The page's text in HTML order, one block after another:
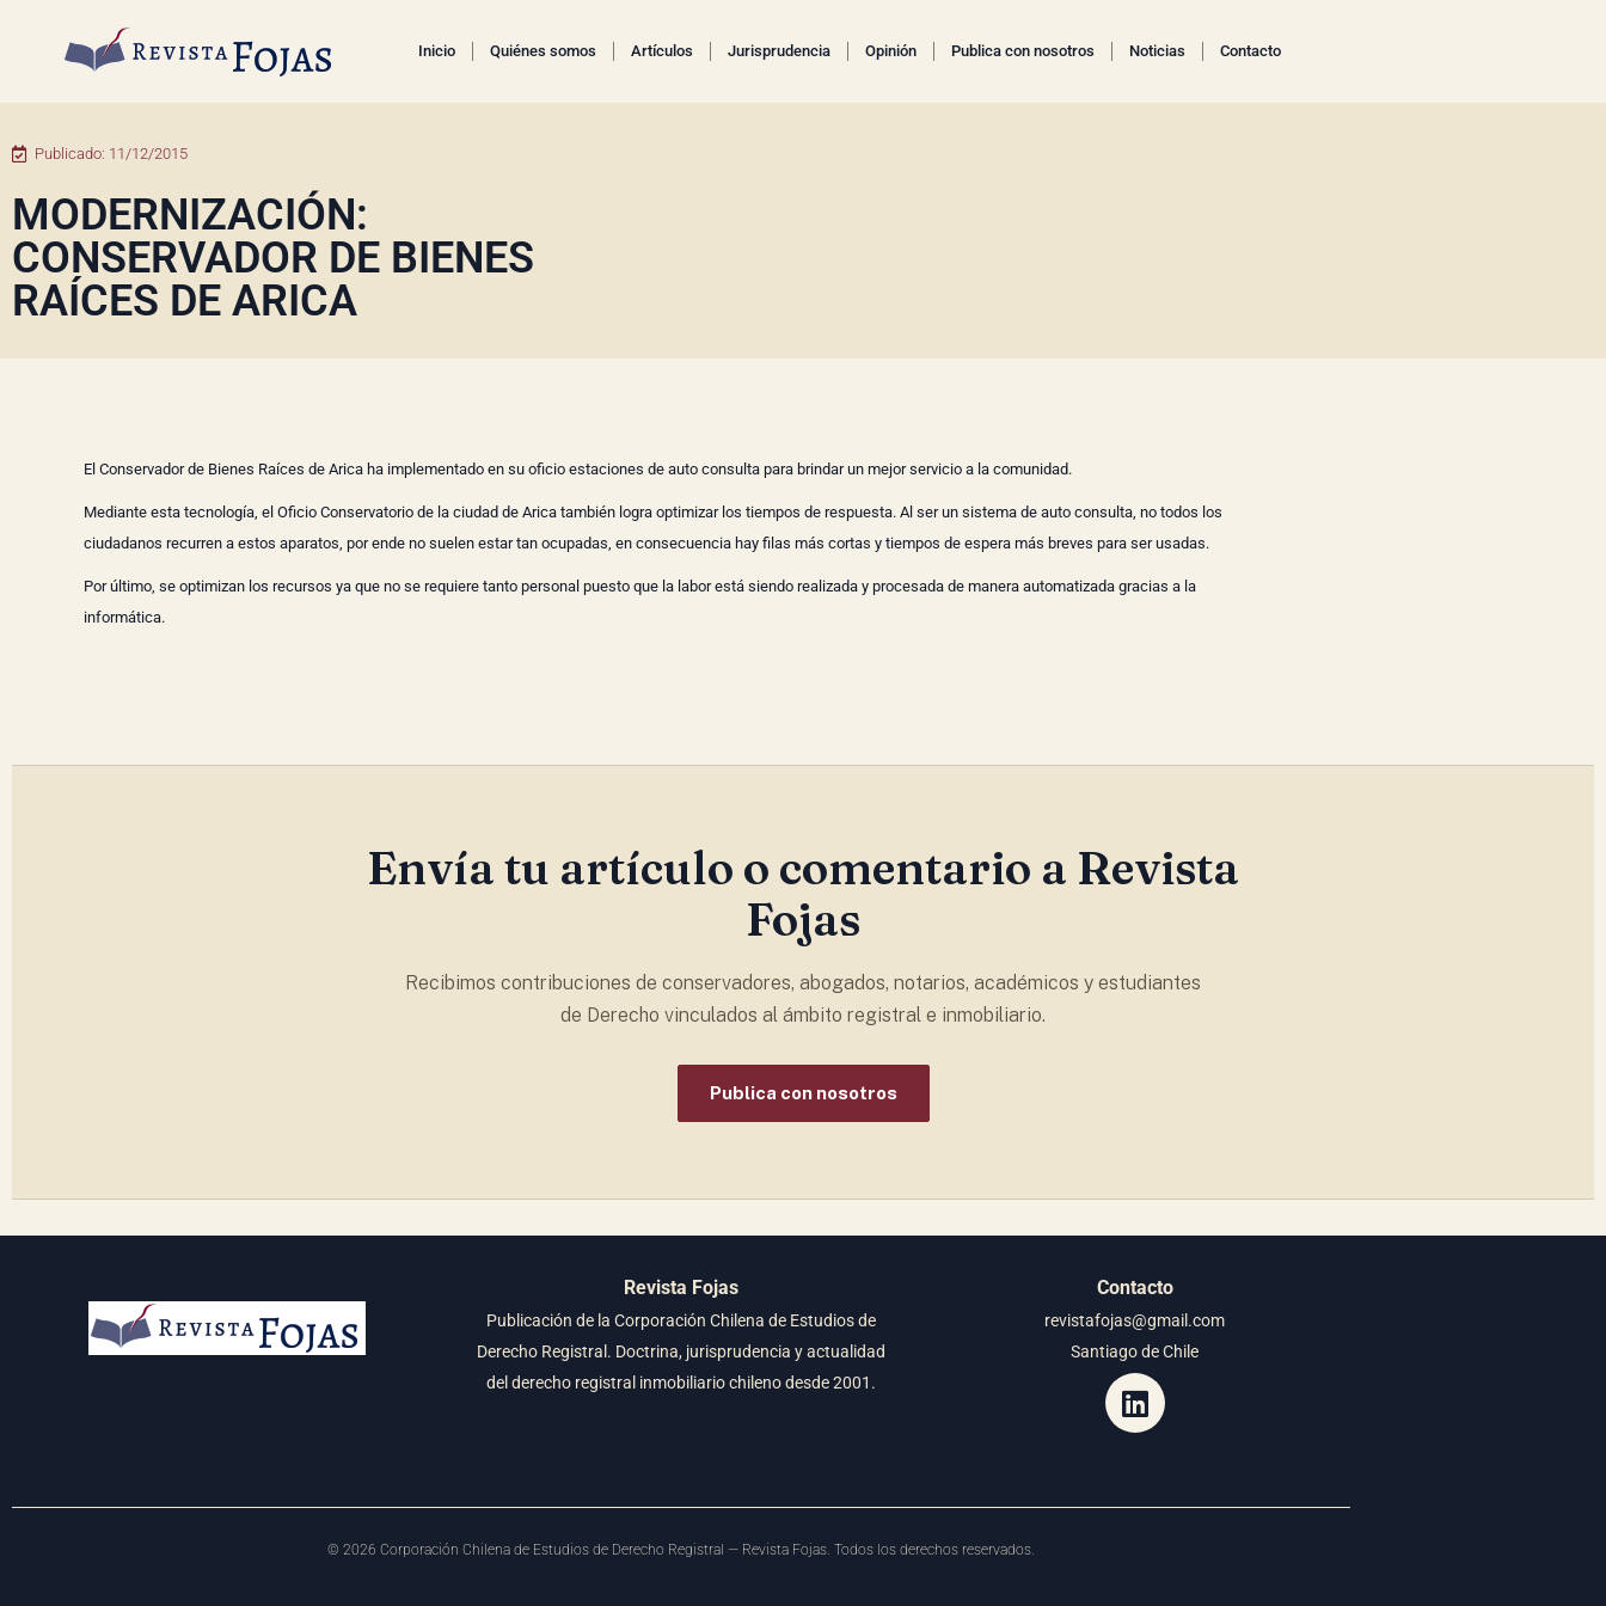
Inicio Quiénes somos Artículos Jurisprudencia Opinión Publica con nosotros Noticias Contacto
Publicado: 11/12/2015
MODERNIZACIÓN:
CONSERVADOR DE BIENES
RAÍCES DE ARICA
El Conservador de Bienes Raíces de Arica ha implementado en su oficio estaciones de auto consulta para brindar un mejor servicio a la comunidad.
Mediante esta tecnología, el Oficio Conservatorio de la ciudad de Arica también logra optimizar los tiempos de respuesta. Al ser un sistema de auto consulta, no todos los
ciudadanos recurren a estos aparatos, por ende no suelen estar tan ocupadas, en consecuencia hay filas más cortas y tiempos de espera más breves para ser usadas.
Por último, se optimizan los recursos ya que no se requiere tanto personal puesto que la labor está siendo realizada y procesada de manera automatizada gracias a la
informática.
Envía tu artículo o comentario a Revista
Fojas
Recibimos contribuciones de conservadores, abogados, notarios, académicos y estudiantes
de Derecho vinculados al ámbito registral e inmobiliario.
Publica con nosotros
Revista Fojas
Publicación de la Corporación Chilena de Estudios de
Derecho Registral. Doctrina, jurisprudencia y actualidad
del derecho registral inmobiliario chileno desde 2001.
Contacto
revistafojas@gmail.com
Santiago de Chile
© 2026 Corporación Chilena de Estudios de Derecho Registral — Revista Fojas. Todos los derechos reservados.